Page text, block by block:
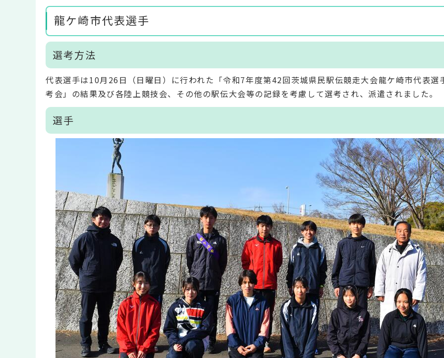
龍ケ崎市代表選手
選考方法
代表選手は10月26日（日曜日）に行われた「令和7年度第42回茨城県民駅伝競走大会龍ケ崎市代表選
考会」の結果及び各陸上競技会、その他の駅伝大会等の記録を考慮して選考され、派遣されました。
選手